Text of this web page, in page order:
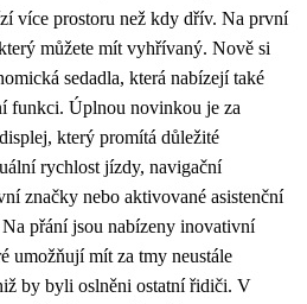
více prostoru než kdy dřív. Na první
můžete mít vyhřívaný. Nově si
sedadla, která nabízejí také
funkci. Úplnou novinkou je za
který promítá důležité
rychlost jízdy, navigační
značky nebo aktivované asistenční
přání jsou nabízeny inovativní
umožňují mít za tmy neustále
by byli oslněni ostatní řidiči. V